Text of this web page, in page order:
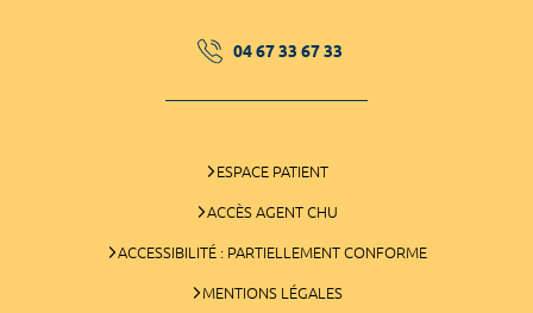
04 67 33 67 33
ESPACE PATIENT
ACCÈS AGENT CHU
ACCESSIBILITÉ : PARTIELLEMENT CONFORME
MENTIONS LÉGALES